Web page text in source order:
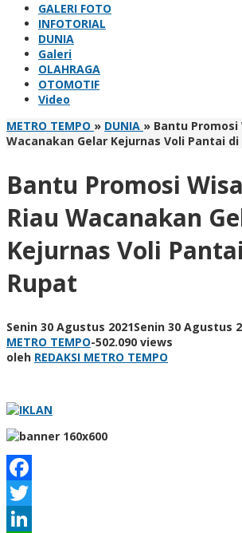
GALERI FOTO
INFOTORIAL
DUNIA
Galeri
OLAHRAGA
OTOMOTIF
Video
METRO TEMPO » DUNIA » Bantu Promosi
Wacanakan Gelar Kejurnas Voli Pantai di
Bantu Promosi
Riau Wacanakan
Kejurnas Voli
Rupat
Senin 30 Agustus 2021Senin 30 Agustus
METRO TEMPO-502.090 views
oleh REDAKSI METRO TEMPO
Facebook
Twitter